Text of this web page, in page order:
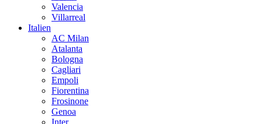
Valencia
Villarreal
Italien
AC Milan
Atalanta
Bologna
Cagliari
Empoli
Fiorentina
Frosinone
Genoa
Inter